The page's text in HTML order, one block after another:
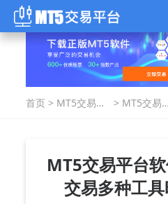
首页 > MT5交易指
> MT5交易平
时平衡风
MT5交易平台
交易多种工